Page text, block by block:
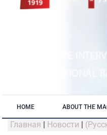
HOME ABOUT THE
Главная | Новости |